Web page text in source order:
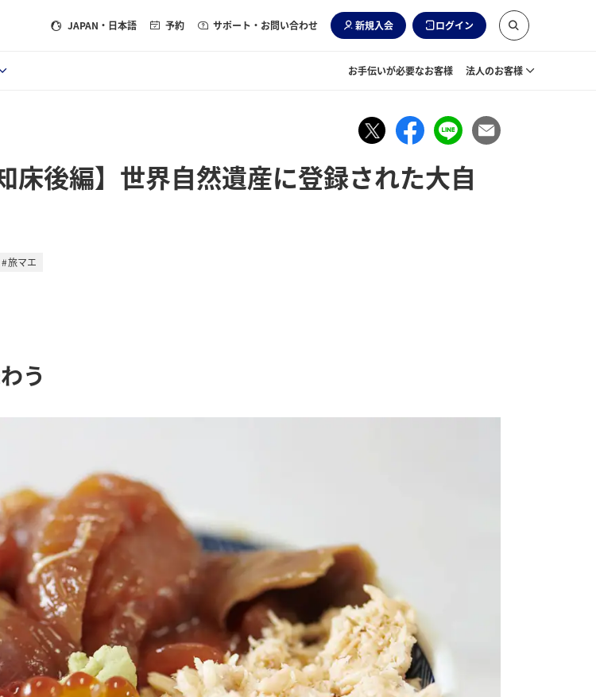
JAPAN ・日本語 予約 サポート・お問い合わせ 新規入会 ログイン
お手伝いが必要なお客様 法人のお客様
床後編】世界自然遺産に登録された大自
旅マエ
う